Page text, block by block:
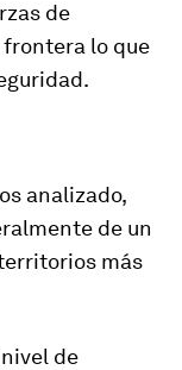
de
frontera lo que
analizado,
de un
más
de